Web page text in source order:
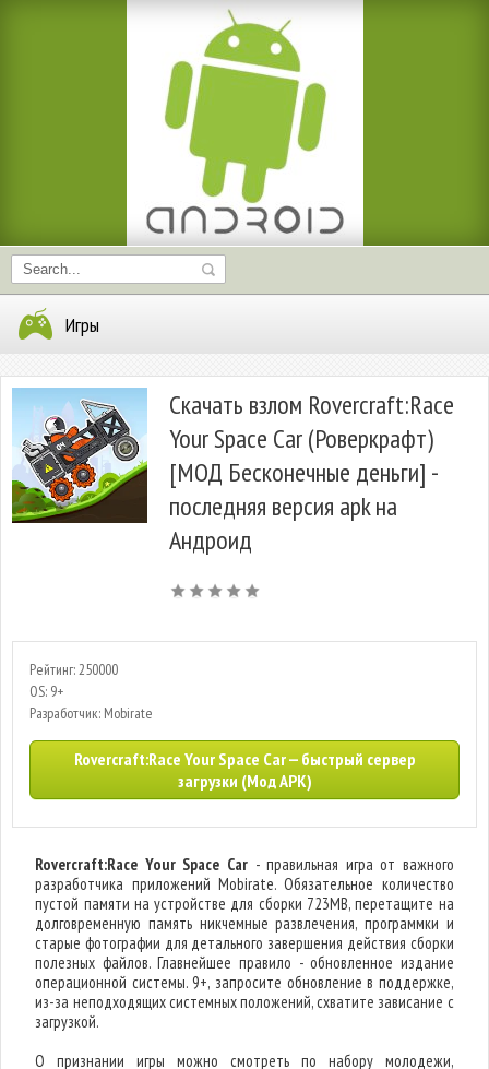
Игры
Скачать взлом Rovercraft:Race
Your Space Car (Роверкрафт)
[МОД Бесконечные деньги] -
последняя версия apk на
Андроид
Рейтинг: 250000
OS: 9+
Разработчик: Mobirate
Rovercraft:Race Your Space Car — быстрый сервер
загрузки (Мод APK)
Rovercraft:Race Your Space Car- правильная игра от важного
разработчика приложений Mobirate. Обязательное количество
пустой памяти на устройстве для сборки 723MB, перетащите на
долговременную память никчемные развлечения, программки и
старые фотографии для детального завершения действия сборки
полезных файлов. Главнейшее правило - обновленное издание
операционной системы. 9+, запросите обновление в поддержке,
из-за неподходящих системных положений, схватите зависание с
загрузкой.
О признании игры можно смотреть по набору молодежи,